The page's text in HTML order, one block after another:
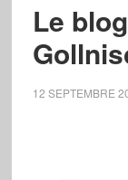
Le
12 SEPTEMBRE